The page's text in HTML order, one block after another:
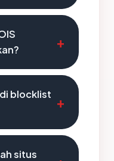
blocklist
situs